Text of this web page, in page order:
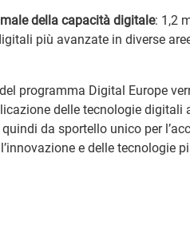
della capacità digitale: 1,2
più avanzate in diverse
programma Digital Europe
delle tecnologie
da sportello unico per
e delle tecnologie